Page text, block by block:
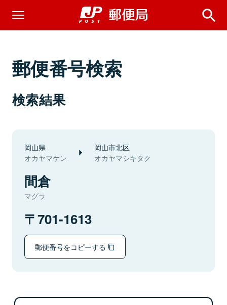
郵便番号検索
検索結果
岡山県
オカヤマケン
岡山市北区
オカヤマシキタク
間倉
マグラ
701-1613
郵便番号をコピーする